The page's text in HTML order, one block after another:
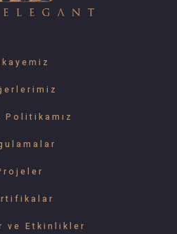
Politikamız
ve Etkinlikler